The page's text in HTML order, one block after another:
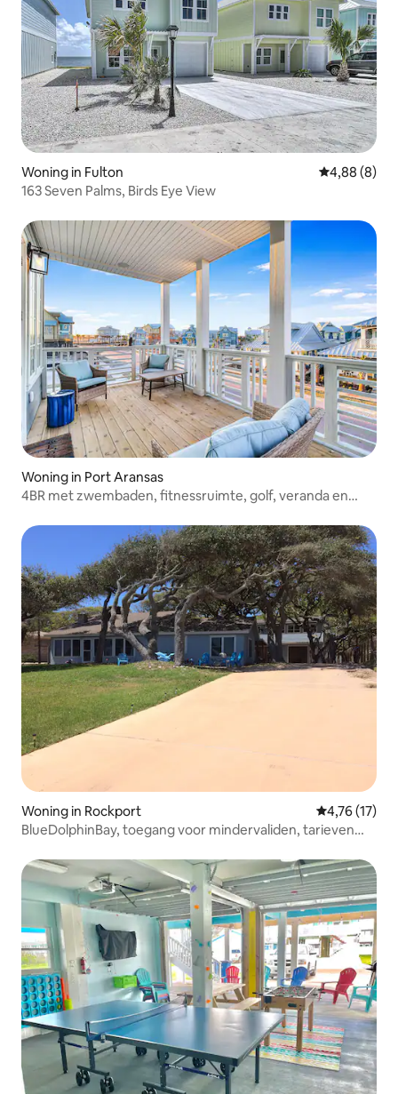
Woning in Fulton Gemiddelde
4,88 (8)
163 Seven Palms, Birds Eye View
Woning in Port Aransas
4BR met zwembaden, fitnessruimte, golf, veranda en
Woning in Rockport Gemiddelde
4,76 (17)
BlueDolphinBay, toegang voor mindervaliden, tarieven